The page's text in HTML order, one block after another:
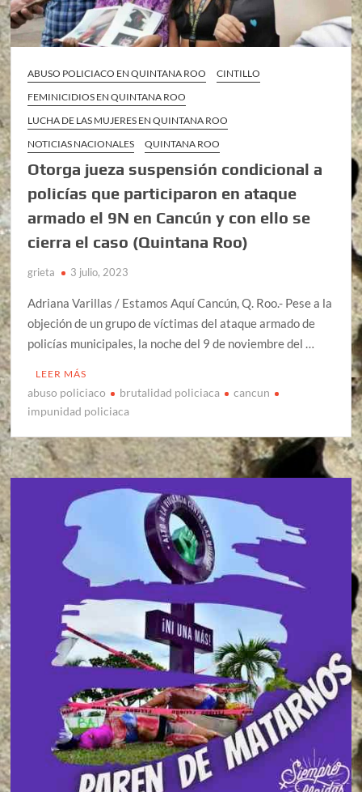
ABUSO POLICIACO EN QUINTANA ROO
CINTILLO
FEMINICIDIOS EN QUINTANA ROO
LUCHA DE LAS MUJERES EN QUINTANA ROO
NOTICIAS NACIONALES
QUINTANA ROO
Otorga jueza suspensión condicional a
policías que participaron en ataque
armado el 9N en Cancún y con ello se
cierra el caso (Quintana Roo)
grieta 3 julio, 2023
Adriana Varillas / Estamos Aquí Cancún, Q. Roo.- Pese a la
objeción de un grupo de víctimas del ataque armado de
policías municipales, la noche del 9 de noviembre del …
LEER MÁS
abuso policiaco brutalidad policiaca
cancun
impunidad policiaca